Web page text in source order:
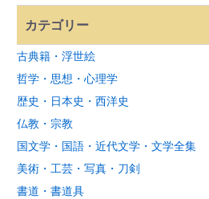
カテゴリー
古典籍・浮世絵
哲学・思想・心理学
歴史・日本史・西洋史
仏教・宗教
国文学・国語・近代文学・文学全集
美術・工芸・写真・刀剣
書道・書道具